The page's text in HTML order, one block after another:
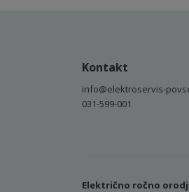
Kontakt
info@elektroservis-
031-599-001
Električno ročno